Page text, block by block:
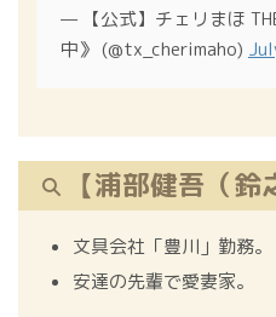
— 【公式】チェリまほ
中》 (@tx_cherimaho)
【浦部健吾（鈴
文具会社「豊川」勤務。
安達の先輩で愛妻家。